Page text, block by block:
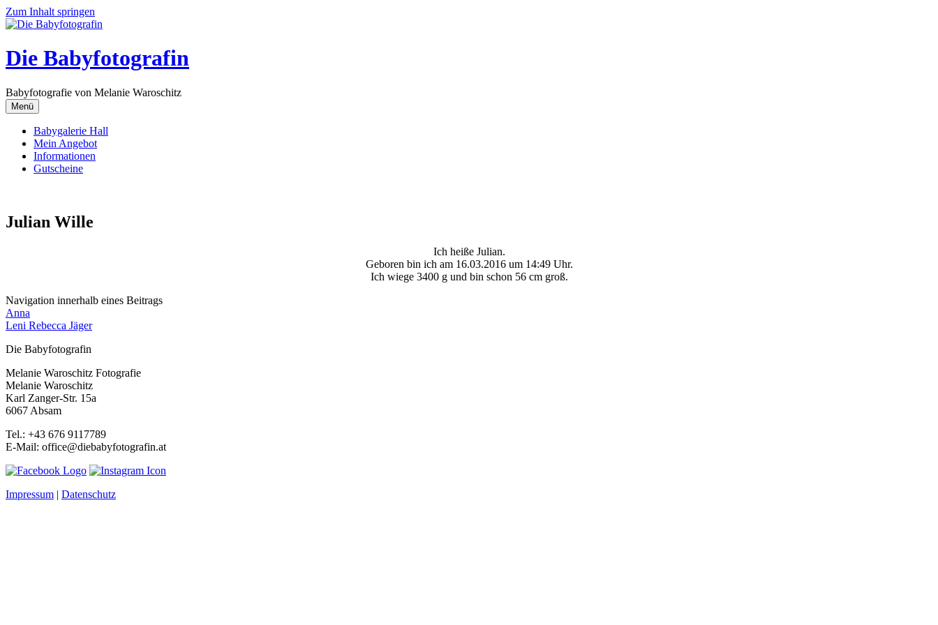
Zum Inhalt springen
Die Babyfotografin
Babyfotografie von Melanie Waroschitz
Menü
Babygalerie Hall
Mein Angebot
Informationen
Gutscheine
Julian Wille
Ich heiße Julian.
Geboren bin ich am 16.03.2016 um 14:49 Uhr.
Ich wiege 3400 g und bin schon 56 cm groß.
Navigation innerhalb eines Beitrags
Anna
Leni Rebecca Jäger
Die Babyfotografin
Melanie Waroschitz Fotografie
Melanie Waroschitz
Karl Zanger-Str. 15a
6067 Absam
Tel.: +43 676 9117789
E-Mail: office@diebabyfotografin.at
Impressum | Datenschutz